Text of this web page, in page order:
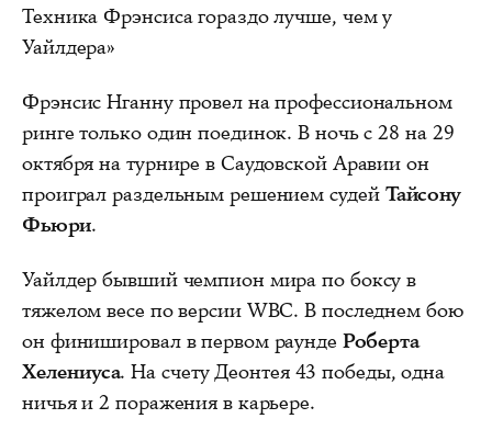
Техника Фрэнсиса гораздо лучше, чем у
Уайлдера»
Фрэнсис Нганну провел на профессиональном
ринге только один поединок. В ночь с 28 на 29
октября на турнире в Саудовской Аравии он
проиграл раздельным решением судей Тайсону
Фьюри.
Уайлдер бывший чемпион мира по боксу в
тяжелом весе по версии WBC. В последнем бою
он финишировал в первом раунде Роберта
Хелениуса. На счету Деонтея 43 победы, одна
ничья и 2 поражения в карьере.